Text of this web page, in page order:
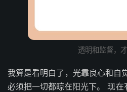
透明和监督，
我算是看明白了，光靠良心和自
必须把一切都晾在阳光下。 现在